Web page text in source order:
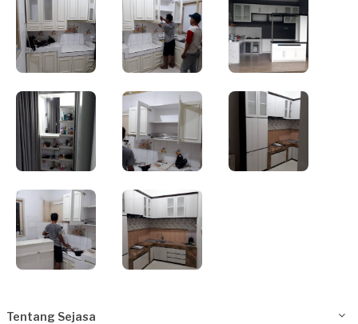
Tentang Sejasa